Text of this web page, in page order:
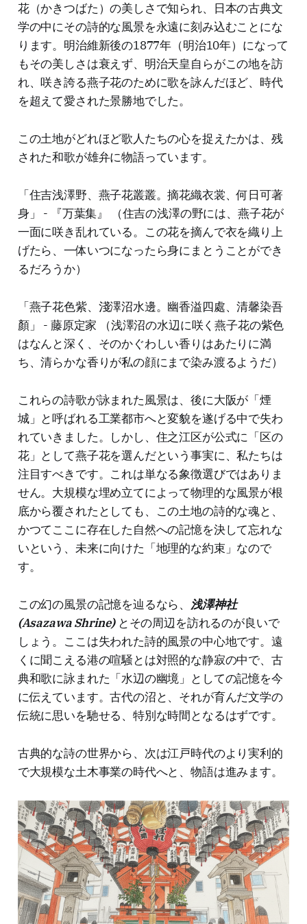
花（かきつばた）の美しさで知られ、日本の古典文
学の中にその詩的な風景を永遠に刻み込むことにな
ります。明治維新後の1877年（明治10年）になって
もその美しさは衰えず、明治天皇自らがこの地を訪
れ、咲き誇る燕子花のために歌を詠んだほど、時代
を超えて愛された景勝地でした。
この土地がどれほど歌人たちの心を捉えたかは、残
された和歌が雄弁に物語っています。
「住吉浅澤野、燕子花叢叢。摘花織衣裳、何日可著
身」 - 『万葉集』 （住吉の浅澤の野には、燕子花が
一面に咲き乱れている。この花を摘んで衣を織り上
げたら、一体いつになったら身にまとうことができ
るだろうか）
「燕子花色紫、淺澤沼水邊。幽香溢四處、清馨染吾
顏」 - 藤原定家 （浅澤沼の水辺に咲く燕子花の紫色
はなんと深く、そのかぐわしい香りはあたりに満
ち、清らかな香りが私の顔にまで染み渡るようだ）
これらの詩歌が詠まれた風景は、後に大阪が「煙
城」と呼ばれる工業都市へと変貌を遂げる中で失わ
れていきました。しかし、住之江区が公式に「区の
花」として燕子花を選んだという事実に、私たちは
注目すべきです。これは単なる象徴選びではありま
せん。大規模な埋め立てによって物理的な風景が根
底から覆されたとしても、この土地の詩的な魂と、
かつてここに存在した自然への記憶を決して忘れな
いという、未来に向けた「地理的な約束」なので
す。
この幻の風景の記憶を辿るなら、 浅澤神社
(Asazawa Shrine)とその周辺を訪れるのが良いで
しょう。ここは失われた詩的風景の中心地です。遠
くに聞こえる港の喧騒とは対照的な静寂の中で、古
典和歌に詠まれた「水辺の幽境」としての記憶を今
に伝えています。古代の沼と、それが育んだ文学の
伝統に思いを馳せる、特別な時間となるはずです。
古典的な詩の世界から、次は江戸時代のより実利的
で大規模な土木事業の時代へと、物語は進みます。